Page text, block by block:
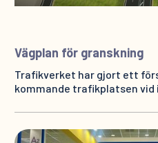
Vägplan för granskning
Trafikverket har gjort ett
kommande trafikplatsen vid